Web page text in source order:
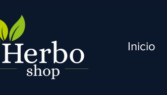
Inicio